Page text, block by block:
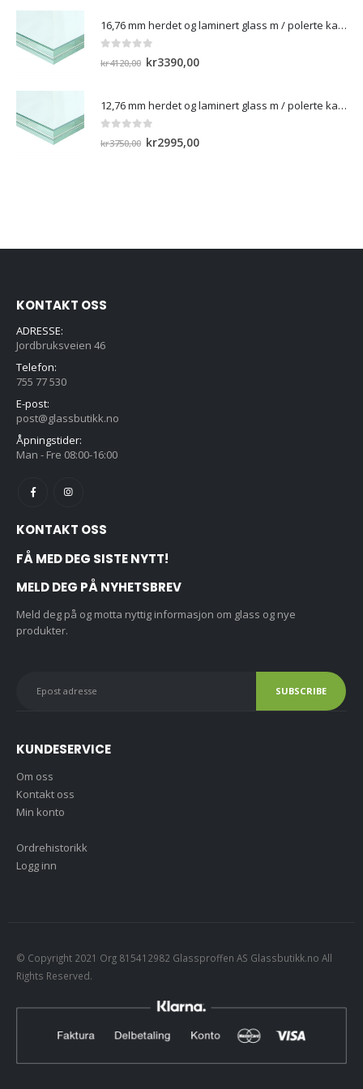
kr2576,00.
kr1835,00.
16,76 mm herdet og laminert glass m / polerte kanter
out of 5
kr4120,00 Opprinnelig
kr4120,00.
kr3390,00Nåværende
kr3390,00.
12,76 mm herdet og laminert glass m / polerte kanter)
out of 5
kr3750,00 Opprinnelig
kr2995,00Nåværende
KONTAKT OSS
ADRESSE:
Jordbruksveien 46
Telefon:
755 77 530
E-post:
post@glassbutikk.no
Åpningstider:
Man - Fre 08:00-16:00
KONTAKT OSS
FÅ MED DEG SISTE NYTT!
MELD DEG PÅ NYHETSBREV
Meld deg på og motta nyttig informasjon om glass og nye
produkter.
KUNDESERVICE
Om oss
Kontakt oss
Min konto
Ordrehistorikk
Logg inn
© Copyright 2021 Org 815412982 Glassproffen AS Glassbutikk.no All
Rights Reserved.